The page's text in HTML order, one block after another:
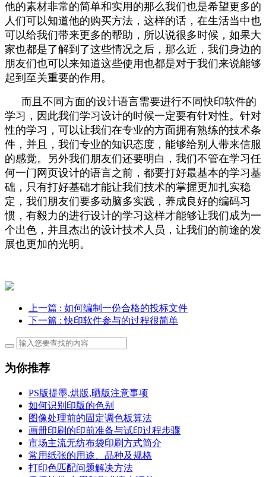
他的素材非常的简单和实用的那么我们也是希望更多的
人们可以知道他的购买方法，这样的话，在生活当中也
可以给我们带来更多的帮助，所以说很多时候，如果大
家也都是了解到了这些情况之后，那么近，我们身边的
朋友们也可以来知道这些使用也都是对于我们来说能够
起到至关重要的作用。
而且不同方面的设计语言需要进行不同快印软件的
学习，因此我们学习设计的时候一定要有针对性。针对
性的学习，可以让我们在专业的方面拥有熟练的技术条
件，并且，我们专业的知识态度，能够给别人带来信服
的感觉。另外我们朋友们还要明白，我们不管在学习任
何一门网页设计的语言之前，都要打好最基本的学习基
础，只有打好基础才能让我们技术的掌握更加扎实稳
定，我们朋友们要多动脑多实践，养成良好的编码习
惯，有毅力的进行设计的学习这样才能够让我们成为一
个出色，并且杰出的设计技术人员，让我们的前途的发
展也更加的光明。
上一篇 : 如何编制一份合格的投标文件
下一篇 : 快印软件参与的过程很简单
为你推荐
PS版提墨,烘版,晒版注意事项
如何识别印版的色别
图像处理前的固定调色板算法
画册印刷的印前准备与试印过程步骤
市场主流无纺布袋印刷方式简介
常用纸张的用途、品种及规格
打印色匹配问题解决方法